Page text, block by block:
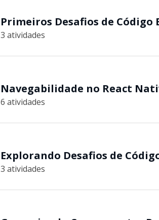
Primeiros Desafios de Código
3 atividades
Navegabilidade no React
6 atividades
Explorando Desafios de
3 atividades